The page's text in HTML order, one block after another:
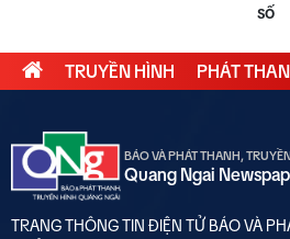
số
TRUYỀN HÌNH PHÁT
BÁO VÀ PHÁT THANH,
Quang Ngai
TRANG THÔNG TIN ĐIỆN TỬ BÁO VÀ